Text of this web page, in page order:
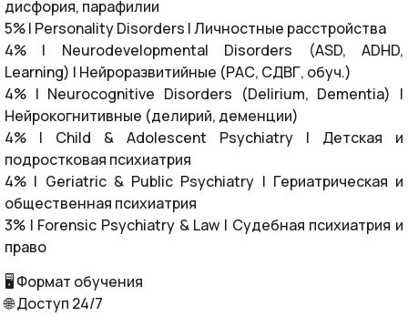
дисфория, парафилии
5% | Personality Disorders | Личностные расстройства
4% | Neurodevelopmental Disorders (ASD, ADHD,
Learning) | Нейроразвитийные (РАС, СДВГ, обуч.)
4% | Neurocognitive Disorders (Delirium, Dementia) |
Нейрокогнитивные (делирий, деменции)
4% | Child & Adolescent Psychiatry | Детская и
подростковая психиатрия
4% | Geriatric & Public Psychiatry | Гериатрическая и
общественная психиатрия
3% | Forensic Psychiatry & Law | Судебная психиатрия и
право
🖥️ Формат обучения
🌐 Доступ 24/7